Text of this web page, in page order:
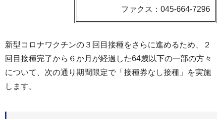
ファクス：045-664-7296
新型コロナワクチンの３回目接種をさらに進めるため、２
回目接種完了から６か月が経過した64歳以下の一部の方々
について、次の通り期間限定で「接種券なし接種」を実施
します。